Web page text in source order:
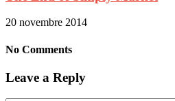
20 novembre 2014
No Comments
Leave a Reply